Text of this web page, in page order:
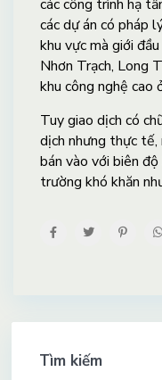
các công trình hạ
các dự án có pháp
khu vực mà giới
Nhơn Trạch, Long
khu công nghệ cao
Tuy giao dịch có
dịch nhưng thực tế,
bán vào với biên
trường khó khăn
Tìm kiếm